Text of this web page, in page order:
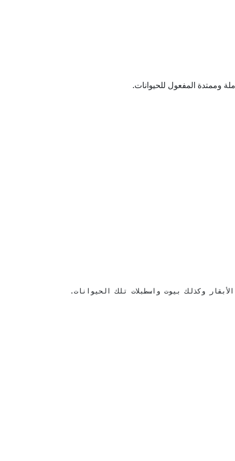
وممتدة المفعول للحيوانات.
وكذلك بيوت واسطبلات تلك الحيوانات.